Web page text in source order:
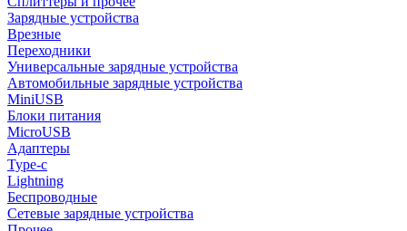
Зарядные устройства
Врезные
Переходники
Универсальные зарядные устройства
Автомобильные зарядные устройства
MiniUSB
Блоки питания
MicroUSB
Адаптеры
Type-c
Lightning
Беспроводные
Сетевые зарядные устройства